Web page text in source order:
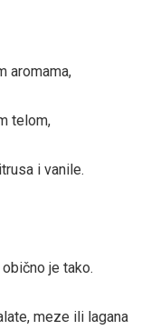
aromama,
telom,
i vanile.
je tako.
meze ili lagana